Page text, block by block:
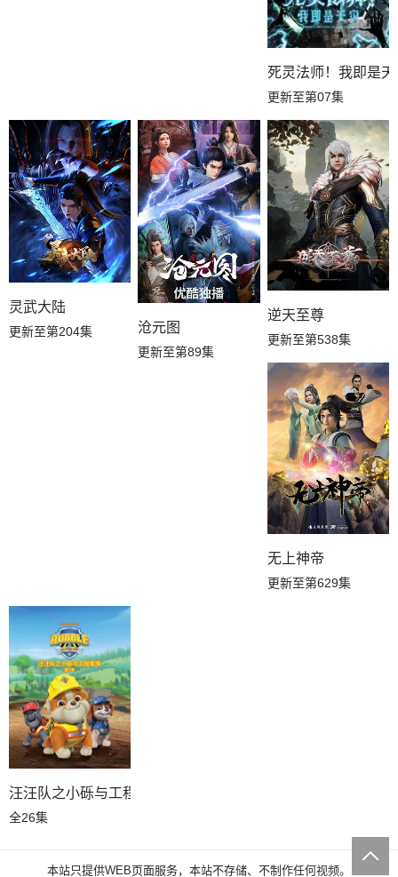
死灵法师！我即是天
更新至第07集
灵武大陆
更新至第204集 沧元图
更新至第89集
逆天至尊
更新至第538集
无上神帝
更新至第629集
汪汪队之小砾与工程家族第三季国语
全26集
本站只提供WEB页面服务，本站不存储、不制作任何视频。